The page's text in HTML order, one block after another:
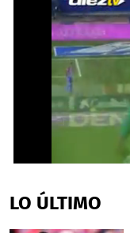
of
34
LO ÚLTIMO